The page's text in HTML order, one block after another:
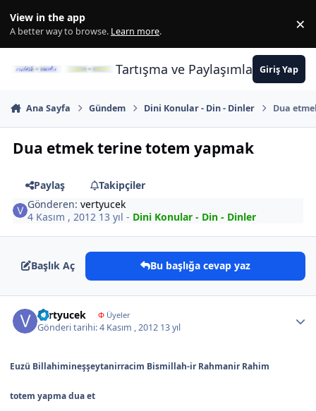
View in the app
A better way to browse. Learn more. ×
Tartışma ve PaylaşımlarınGiriş Yap
Ana Sayfa Gündem Dini Konular - Din - Dinler Dua
Dua etmek terine totem yapmak
Paylaş
Takipçiler
Gönderen:vertyucek
4 Kasım , 2012 13 yıl - Dini Konular - Din - Dinler
Başlık Aç Bu başlığa cevap yaz
vertyucek ΦÜyeler
Gönderi tarihi:4 Kasım , 2012 13 yıl
Euzü Billahimineşşeytanirracim Bismillah-ir Rahmanir Rahim
totem yapma dua et